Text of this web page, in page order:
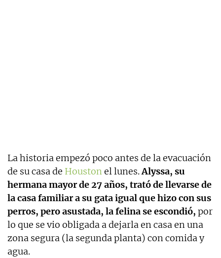
La historia empezó poco antes de la evacuación
de su casa de Houstonel lunes.Alyssa, su
hermana mayor de 27 años, trató de llevarse de
la casa familiar a su gata igual que hizo con sus
perros, pero asustada, la felina se escondió, por
lo que se vio obligada a dejarla en casa en una
zona segura (la segunda planta) con comida y
agua.